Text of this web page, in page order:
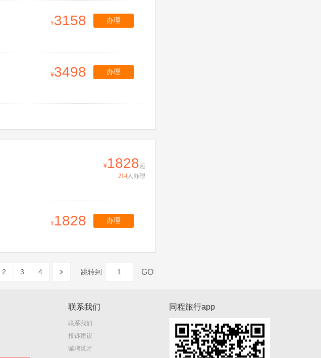
3158 办理
3498 办理
1828起
214人办理
1828 办理
2 3 4 跳转到 GO
联系我们
联系我们
投诉建议
诚聘英才
同程旅行app